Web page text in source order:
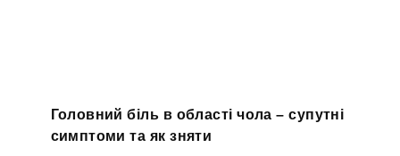
Головний біль в області чола – супутні
симптоми та як зняти